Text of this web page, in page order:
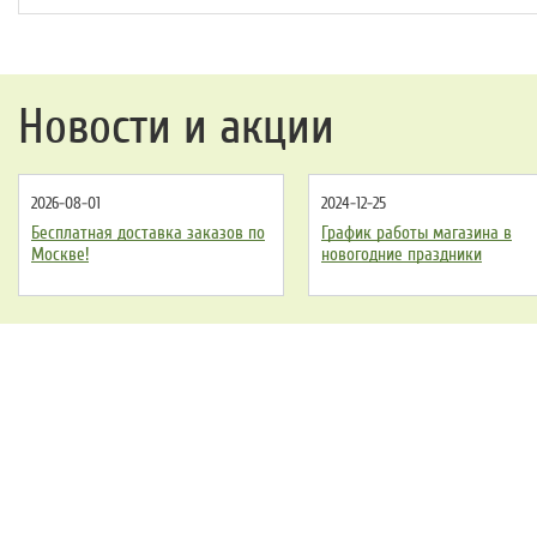
Новости и акции
2026-08-01
Бесплатная доставка заказов по
Москве!
2024-12-25
График работы магазина в
новогодние праздники